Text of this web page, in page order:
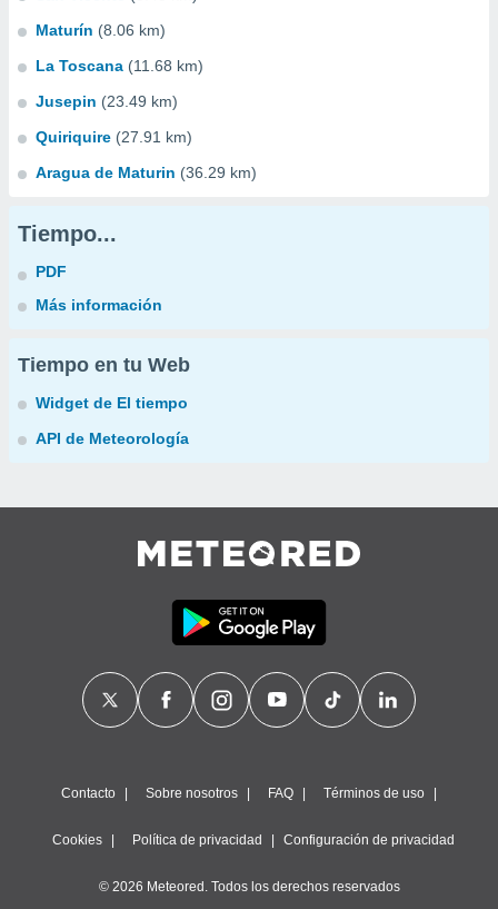
Maturín (8.06 km)
La Toscana (11.68 km)
Jusepin (23.49 km)
Quiriquire (27.91 km)
Aragua de Maturin (36.29 km)
Tiempo...
PDF
Más información
Tiempo en tu Web
Widget de El tiempo
API de Meteorología
Contacto Sobre nosotros FAQ Términos de uso
Cookies Política de privacidad Configuración de privacidad
© 2026 Meteored. Todos los derechos reservados